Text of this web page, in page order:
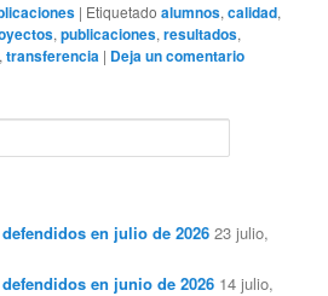
| Etiquetado alumnos,calidad,
,publicaciones,resultados,
,transferencia | Deja un comentario
en julio de 2026 23 julio,
en junio de 2026 14 julio,